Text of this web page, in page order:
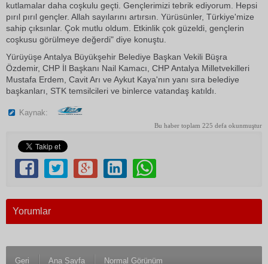
kutlamalar daha coşkulu geçti. Gençlerimizi tebrik ediyorum. Hepsi
pırıl pırıl gençler. Allah sayılarını artırsın. Yürüsünler, Türkiye'mize
sahip çıksınlar. Çok mutlu oldum. Etkinlik çok güzeldi, gençlerin
coşkusu görülmeye değerdi" diye konuştu.
Yürüyüşe Antalya Büyükşehir Belediye Başkan Vekili Büşra
Özdemir, CHP İl Başkanı Nail Kamacı, CHP Antalya Milletvekilleri
Mustafa Erdem, Cavit Arı ve Aykut Kaya'nın yanı sıra belediye
başkanları, STK temsilcileri ve binlerce vatandaş katıldı.
Kaynak:
Bu haber toplam 225 defa okunmuştur
Yorumlar
Geri Ana Sayfa Normal Görünüm